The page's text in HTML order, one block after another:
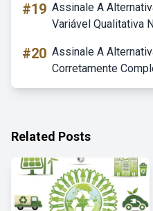
#19 Assinale A
Variável Qualitativa
#20 Assinale A
Corretamente
Related Posts